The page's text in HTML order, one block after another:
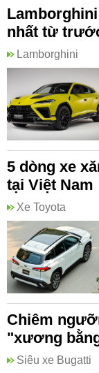
nhất từ
Lamborghini
5 dòng xe
tại Việt Nam
Xe Toyota
Chiêm
"xương
Siêu xe Bugatti